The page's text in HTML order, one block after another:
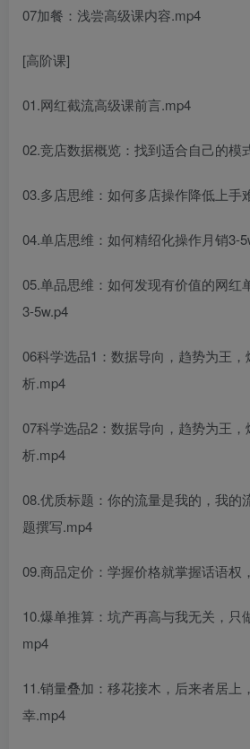
07加餐：浅尝高级课内容.mp4
[高阶课]
01.网红截流高级课前言.mp4
02.竞店数据概览：找到适合自己的模
03.多店思维：如何多店操作降低上手
04.单店思维：如何精绍化操作月销3-
05.单品思维：如何发现有价值的网红
3-5w.p4
06科学选品1：数据导向，趋势为王
析.mp4
07科学选品2：数据导向，趋势为王
析.mp4
08.优质标题：你的流量是我的，我的
题撰写.mp4
09.商品定价：学握价格就掌握话语权
10.爆单推算：坑产再高与我无关，只
mp4
11.销量叠加：移花接木，后来者居上
幸.mp4